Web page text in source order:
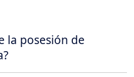
la posesión de